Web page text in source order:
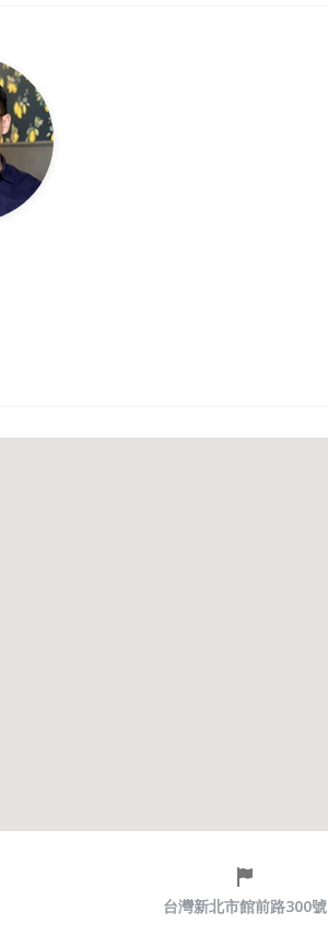
台灣新北市館前路300號